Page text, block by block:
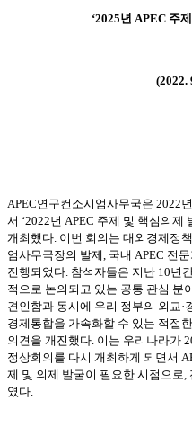
‘2025년 APEC 주
(2022.
APEC연구컨소시엄사무국은 2022년
서 ‘2022년 APEC 주제 및 핵심의제
개최했다 이번 회의는 대외경제정
엄사무국장의 발제 국내 APEC 전
진행되었다 참석자들은 지난 10년
적으로 논의되고 있는 공통 관심 분
견인함과 동시에 우리 정부의 외교 ·
경제통합을 가속화할 수 있는 적절
의견을 개진했다 이는 우리나라가
정상회의를 다시 개최하게 되면서
제 및 의제 발굴이 필요한 시점으로
였다